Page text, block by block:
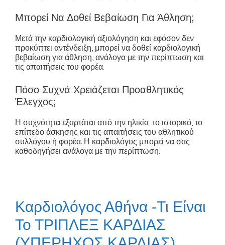
Μπορεί Να Δοθεί Βεβαίωση Για Άθληση;
Μετά την καρδιολογική αξιολόγηση και εφόσον δεν
προκύπτει αντένδειξη, μπορεί να δοθεί καρδιολογική
βεβαίωση για άθληση, ανάλογα με την περίπτωση και
τις απαιτήσεις του φορέα.
Πόσο Συχνά Χρειάζεται Προαθλητικός
Έλεγχος;
Η συχνότητα εξαρτάται από την ηλικία, το ιστορικό, το
επίπεδο άσκησης και τις απαιτήσεις του αθλητικού
συλλόγου ή φορέα. Η καρδιολόγος μπορεί να σας
καθοδηγήσει ανάλογα με την περίπτωση.
Καρδιολόγος Αθήνα -Τι Είναι
Το ΤΡΙΠΛΕΞ ΚΑΡΔΙΑΣ